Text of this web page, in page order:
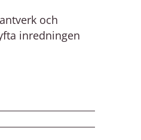
och
inredningen